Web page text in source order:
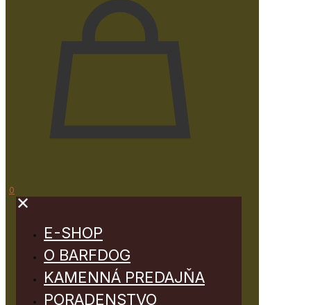
0
✕
E-SHOP
O BARFDOG
KAMENNÁ PREDAJŇA
PORADENSTVO